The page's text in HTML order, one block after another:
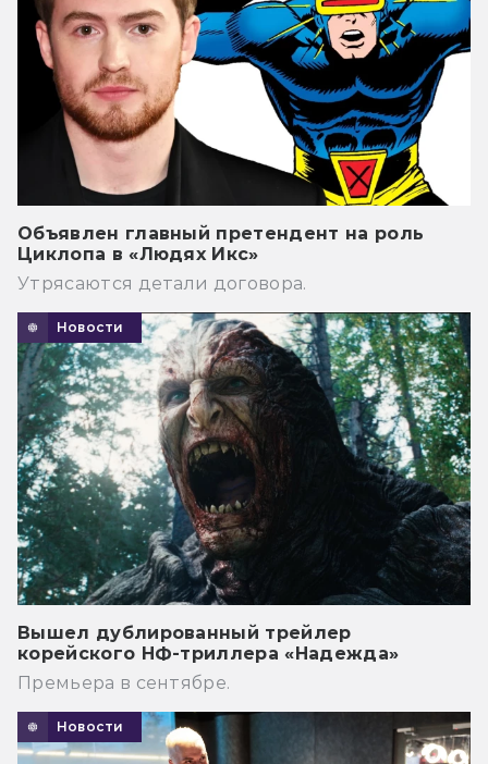
Объявлен главный претендент на роль
Циклопа в «Людях Икс»
Утрясаются детали договора.
Новости
Вышел дублированный трейлер
корейского НФ-триллера «Надежда»
Премьера в сентябре.
Новости